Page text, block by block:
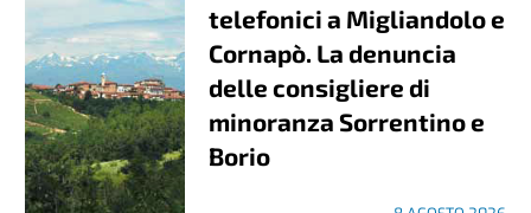
telefonici a Migliandolo e
Cornapò. La denuncia
delle consigliere di
minoranza Sorrentino e
Borio